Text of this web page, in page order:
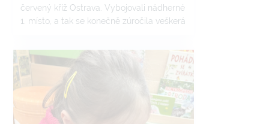
červený kříž Ostrava. Vybojovali nádherné
1. místo, a tak se konečně zúročila veškerá